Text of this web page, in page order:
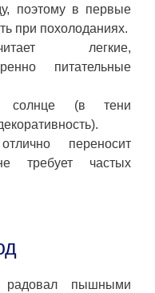
поэтому в первые
при похолоданиях.
легкие,
питательные
солнце (в тени
переносит
требует частых
радовал пышными